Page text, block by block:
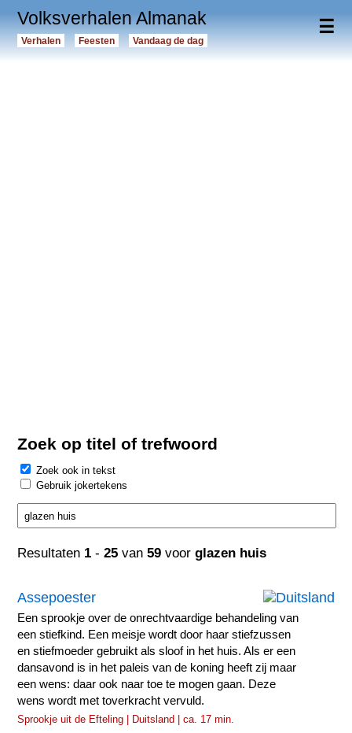
☰
Volksverhalen Almanak
Verhalen Feesten Vandaag de dag
Zoek op titel of trefwoord
Zoek ook in tekst
Gebruik jokertekens
Resultaten 1 -25 van59 voorglazen huis
Assepoester
Een sprookje over de onrechtvaardige behandeling van
een stiefkind. Een meisje wordt door haar stiefzussen
en stiefmoeder gebruikt als sloof in het huis. Als er een
dansavond is in het paleis van de koning heeft zij maar
een wens: daar ook naar toe te mogen gaan. Deze
wens wordt met toverkracht vervuld.
Sprookje uit de Efteling | Duitsland | ca. 17 min.